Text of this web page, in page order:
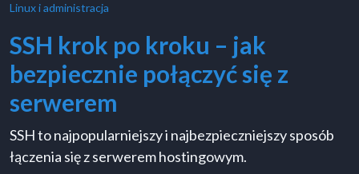
Linux i administracja
SSH krok po kroku – jak
bezpiecznie połączyć się z
serwerem
SSH to najpopularniejszy i najbezpieczniejszy sposób
łączenia się z serwerem hostingowym.